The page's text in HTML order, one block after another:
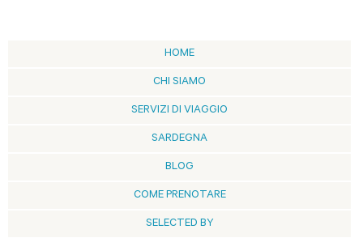
HOME
CHI SIAMO
SERVIZI DI VIAGGIO
SARDEGNA
BLOG
COME PRENOTARE
SELECTED BY